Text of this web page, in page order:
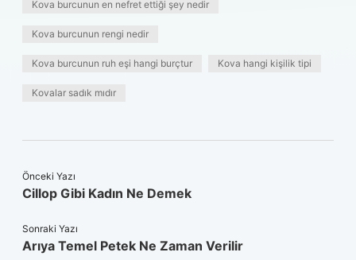
Kova burcunun en nefret ettiği şey nedir
Kova burcunun rengi nedir
Kova burcunun ruh eşi hangi burçtur Kova hangi kişilik tipi
Kovalar sadık mıdır
Önceki Yazı
Cillop Gibi Kadın Ne Demek
Sonraki Yazı
Arıya Temel Petek Ne Zaman Verilir